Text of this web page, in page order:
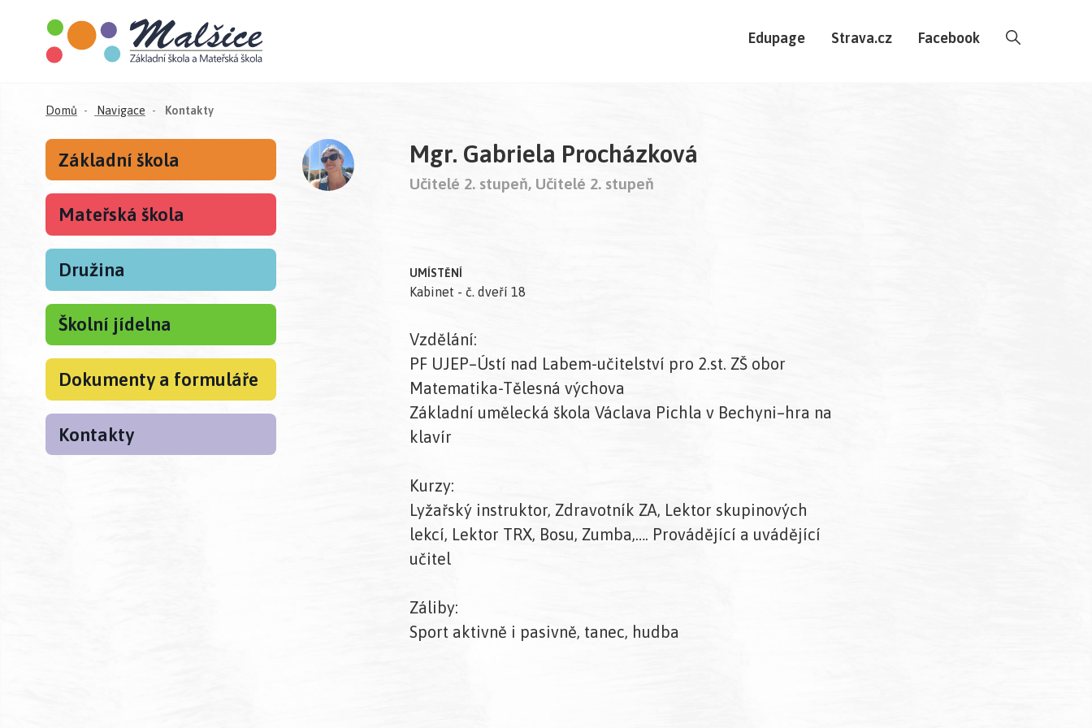
Edupage Strava.cz Facebook
Domů Navigace Kontakty(aktuální)
Základní škola
Mateřská škola
Družina
Školní jídelna
Dokumenty a formuláře
Kontakty
Mgr. Gabriela Procházková
Učitelé 2. stupeň, Učitelé 2. stupeň
UMÍSTĚNÍ
Kabinet - č. dveří 18
Vzdělání:
PF UJEP–Ústí nad Labem-učitelství pro 2.st. ZŠ obor
Matematika-Tělesná výchova
Základní umělecká škola Václava Pichla v Bechyni–hra na
klavír
Kurzy:
Lyžařský instruktor, Zdravotník ZA, Lektor skupinových
lekcí, Lektor TRX, Bosu, Zumba,…. Provádějící a uvádějící
učitel
Záliby:
Sport aktivně i pasivně, tanec, hudba